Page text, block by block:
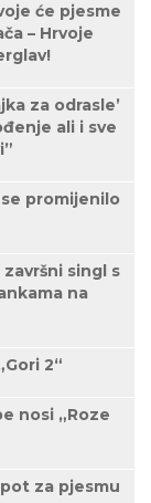
će pjesme
– Hrvoje
za odrasle’
ali i sve
promijenilo
singl s
na
2“
nosi „Roze
za pjesmu